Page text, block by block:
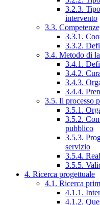
3.2.3.
intervento
3.3.
3.3.1.
3.3.2.
3.4. Metodo di
3.4.1.
3.4.2.
3.4.3.
3.4.4.
3.5. Il processo
3.5.1.
3.5.2.
pubblico
3.5.3.
servizio
3.5.4.
3.5.5.
4. Ricerca progettuale
4.1. Ricerca
4.1.1.
4.1.2.